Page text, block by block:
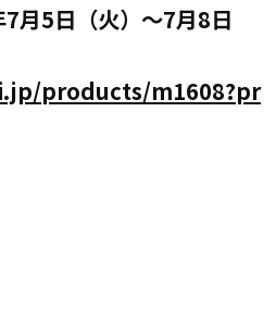
月5日（火）～7月8日
products/m1608?pr